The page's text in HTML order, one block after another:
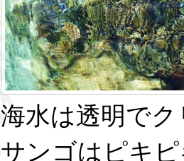
海水は透明で
サンゴはピキ